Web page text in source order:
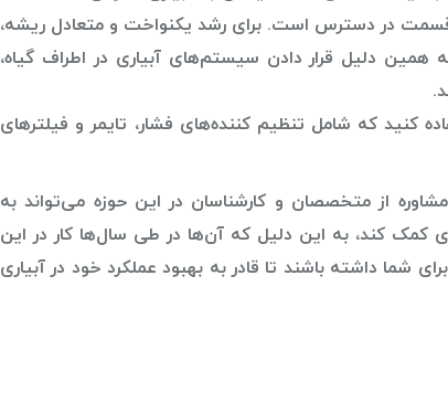
در دسترس است. برای رشد یکنواخت و متعادل ریشه،
دلیل قرار دادن سیستم‌های آبیاری در اطراف گیاه،
کنید که شامل تنظیم کننده‌های فشار، تایمر و فیلترهای
از متخصصان و کارشناسان در این حوزه می‌تواند به
کمک کند، به این دلیل که آن‌ها در طی سال‌ها کار در این
شما داشته باشند تا قادر به بهبود عملکرد خود در آبیاری